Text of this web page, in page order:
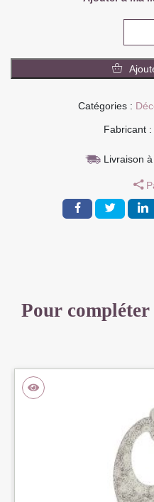
LEDS
170
CM
Catégories :
Fabricant
Livraison à
Pour